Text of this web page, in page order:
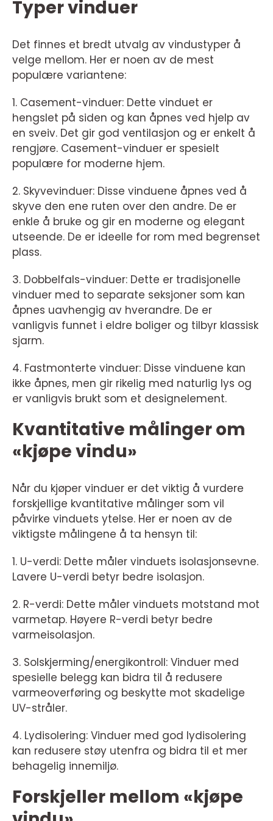
Typer vinduer
Det finnes et bredt utvalg av vindustyper å
velge mellom. Her er noen av de mest
populære variantene:
1. Casement-vinduer: Dette vinduet er
hengslet på siden og kan åpnes ved hjelp av
en sveiv. Det gir god ventilasjon og er enkelt å
rengjøre. Casement-vinduer er spesielt
populære for moderne hjem.
2. Skyvevinduer: Disse vinduene åpnes ved å
skyve den ene ruten over den andre. De er
enkle å bruke og gir en moderne og elegant
utseende. De er ideelle for rom med begrenset
plass.
3. Dobbelfals-vinduer: Dette er tradisjonelle
vinduer med to separate seksjoner som kan
åpnes uavhengig av hverandre. De er
vanligvis funnet i eldre boliger og tilbyr klassisk
sjarm.
4. Fastmonterte vinduer: Disse vinduene kan
ikke åpnes, men gir rikelig med naturlig lys og
er vanligvis brukt som et designelement.
Kvantitative målinger om
«kjøpe vindu»
Når du kjøper vinduer er det viktig å vurdere
forskjellige kvantitative målinger som vil
påvirke vinduets ytelse. Her er noen av de
viktigste målingene å ta hensyn til:
1. U-verdi: Dette måler vinduets isolasjonsevne.
Lavere U-verdi betyr bedre isolasjon.
2. R-verdi: Dette måler vinduets motstand mot
varmetap. Høyere R-verdi betyr bedre
varmeisolasjon.
3. Solskjerming/energikontroll: Vinduer med
spesielle belegg kan bidra til å redusere
varmeoverføring og beskytte mot skadelige
UV-stråler.
4. Lydisolering: Vinduer med god lydisolering
kan redusere støy utenfra og bidra til et mer
behagelig innemiljø.
Forskjeller mellom «kjøpe